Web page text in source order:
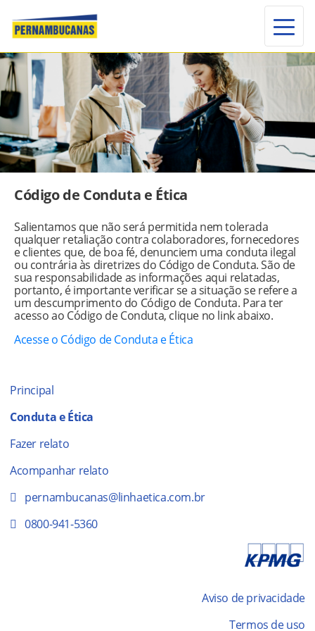
Código de Conduta e Ética
Salientamos que não será permitida nem tolerada
qualquer retaliação contra colaboradores, fornecedores
e clientes que, de boa fé, denunciem uma conduta ilegal
ou contrária às diretrizes do Código de Conduta. São de
sua responsabilidade as informações aqui relatadas,
portanto, é importante verificar se a situação se refere a
um descumprimento do Código de Conduta. Para ter
acesso ao Código de Conduta, clique no link abaixo.
Acesse o Código de Conduta e Ética
Principal
Conduta e Ética
Fazer relato
Acompanhar relato
pernambucanas@linhaetica.com.br
0800-941-5360
Aviso de privacidade
Termos de uso